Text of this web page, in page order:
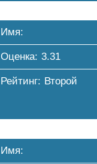
Имя:
Оценка: 3.31
Рейтинг: Второй
Имя: